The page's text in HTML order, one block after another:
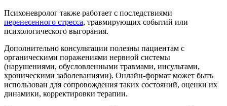
Психоневролог также работает с последствиями
перенесенного стресса, травмирующих событий или
психологического выгорания.
Дополнительно консультации полезны пациентам с
органическими поражениями нервной системы
(нарушениями, обусловленными травмами, инсультами,
хроническими заболеваниями). Онлайн-формат может быть
использован для сопровождения таких состояний, оценки их
динамики, корректировки терапии.